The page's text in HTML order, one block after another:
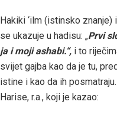
Hakiki ‘ilm (istinsko
se ukazuje u hadisu: „Prvi
ja i moji ashabi.“, i to
svijet gajba kao da je tu,
istine i kao da ih
Harise, r.a., koji je kazao: